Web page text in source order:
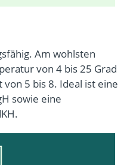
Am wohlsten
von 4 bis 25 Grad
5 bis 8. Ideal ist eine
sowie eine